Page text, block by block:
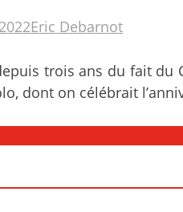
Eric Debarnot
trois ans du fait
dont on célébrait